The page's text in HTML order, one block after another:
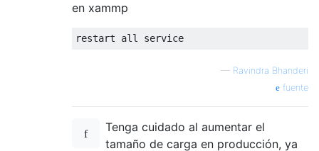
en xammp
restart all service
— Ravindra Bhanderi
fuente
Tenga cuidado al aumentar el
tamaño de carga en producción, ya